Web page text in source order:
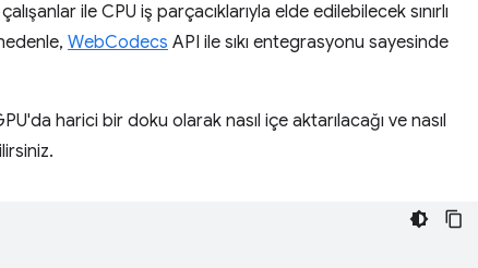
ile CPU iş parçacıklarıyla elde edilebilecek sınırlı
WebCodecs API ile sıkı entegrasyonu sayesinde
harici bir doku olarak nasıl içe aktarılacağı ve nasıl